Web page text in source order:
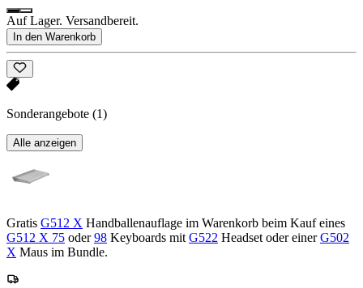
Auf Lager. Versandbereit.
In den Warenkorb
Sonderangebote (1)
Alle anzeigen
Gratis G512 X Handballenauflage im Warenkorb beim Kauf eines
G512 X 75 oder98 Keyboards mitG522 Headset oder einerG502
X Maus im Bundle.